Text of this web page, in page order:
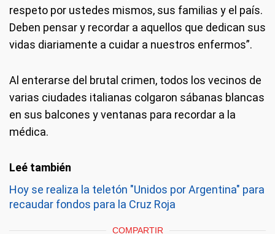
respeto por ustedes mismos, sus familias y el país.
Deben pensar y recordar a aquellos que dedican sus
vidas diariamente a cuidar a nuestros enfermos”.
Al enterarse del brutal crimen, todos los vecinos de
varias ciudades italianas colgaron sábanas blancas
en sus balcones y ventanas para recordar a la
médica.
Hoy se realiza la teletón "Unidos por Argentina" para
recaudar fondos para la Cruz Roja
COMPARTIR